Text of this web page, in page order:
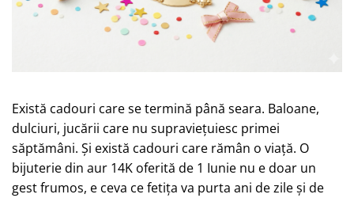
Există cadouri care se termină până seara. Baloane,
dulciuri, jucării care nu supraviețuiesc primei
săptămâni. Și există cadouri care rămân o viață. O
bijuterie din aur 14K oferită de 1 Iunie nu e doar un
gest frumos, e ceva ce fetița va purta ani de zile și de